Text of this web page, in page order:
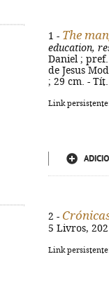
1 - The
education,
Daniel ;
de Jesus
; 29 cm. -
Link
2 -
5 Livros,
Link